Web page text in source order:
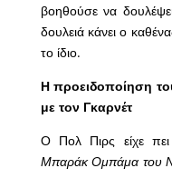
βοηθούσε να
δουλειά κάνει ο
το ίδιο.
Η προειδοποίηση
με τον Γκαρνέτ
Ο Πολ Πιρς είχε
Μπαράκ Ομπάμα του